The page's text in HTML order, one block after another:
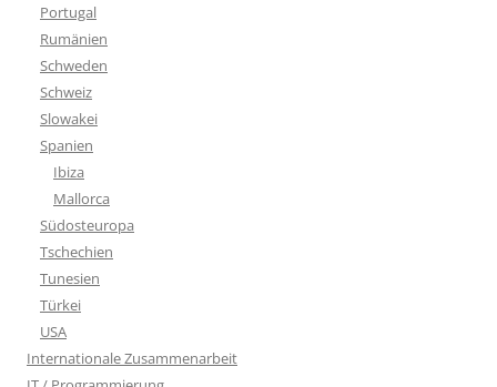
Portugal
Rumänien
Schweden
Schweiz
Slowakei
Spanien
Ibiza
Mallorca
Südosteuropa
Tschechien
Tunesien
Türkei
USA
Internationale Zusammenarbeit